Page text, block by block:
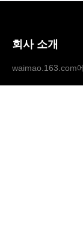
회사 소개
waimao.163.com
KO